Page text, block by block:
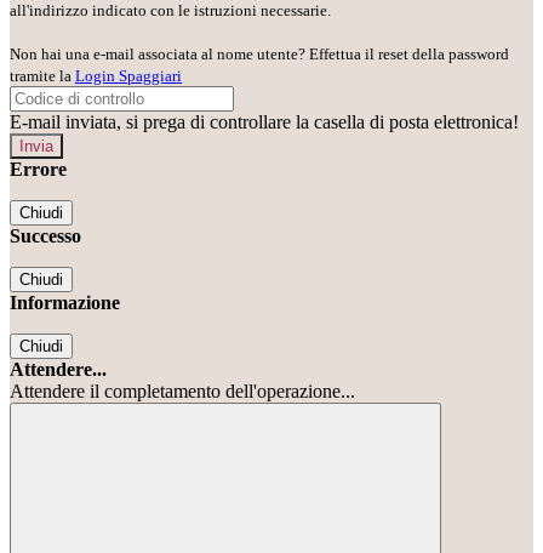
all'indirizzo indicato con le istruzioni necessarie.
Non hai una e-mail associata al nome utente? Effettua il reset della password
tramite la Login Spaggiari
E-mail inviata, si prega di controllare la casella di posta elettronica!
Errore
Chiudi
Successo
Chiudi
Informazione
Chiudi
Attendere...
Attendere il completamento dell'operazione...